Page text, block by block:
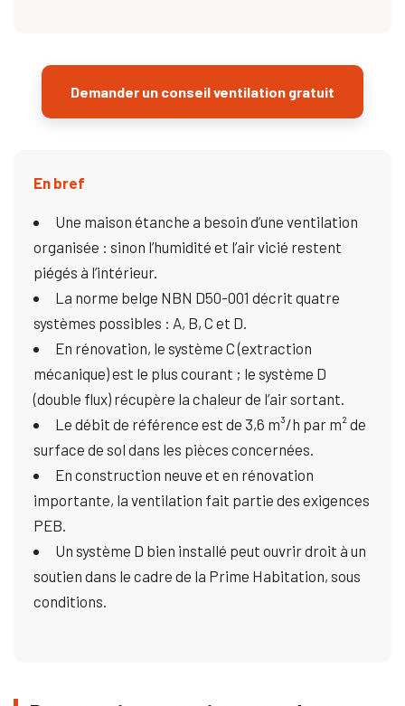
Demander un conseil ventilation gratuit
En bref
Une maison étanche a besoin d’une ventilation
organisée : sinon l’humidité et l’air vicié restent
piégés à l’intérieur.
La norme belge NBN D50-001 décrit quatre
systèmes possibles : A, B, C et D.
En rénovation, le système C (extraction
mécanique) est le plus courant ; le système D
(double flux) récupère la chaleur de l’air sortant.
Le débit de référence est de 3,6 m³/h par m² de
surface de sol dans les pièces concernées.
En construction neuve et en rénovation
importante, la ventilation fait partie des exigences
PEB.
Un système D bien installé peut ouvrir droit à un
soutien dans le cadre de la Prime Habitation, sous
conditions.